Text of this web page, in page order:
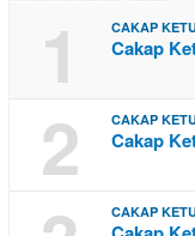
1 CAKAP
Cakap
2 CAKAP
Cakap
CAKAP